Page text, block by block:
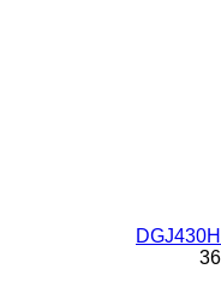
DGJ430H
36